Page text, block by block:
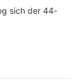
sich der 44-